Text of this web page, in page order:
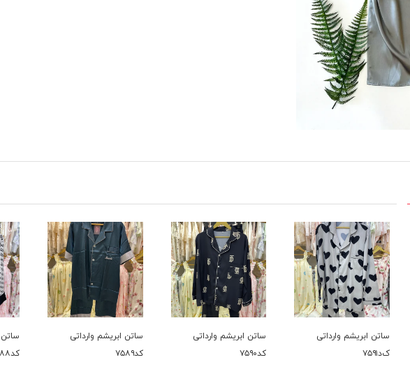
ساتن ابریشم وارداتی
کد۷۵۹۰
ساتن ابریشم وارداتی
کد۷۵۸۹
ساتن ابریشم وارداتی
کد۷۵۸۸
ساتن
کد۷۵۸۷